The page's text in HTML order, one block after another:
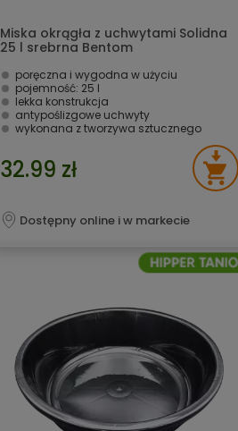
Miska okrągła z uchwytami Solidna
25 l srebrna Bentom
poręczna i wygodna w użyciu
pojemność: 25 l
lekka konstrukcja
antypoślizgowe uchwyty
wykonana z tworzywa sztucznego
32.99 zł
Dostępny online i w markecie